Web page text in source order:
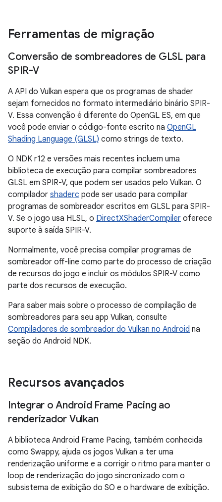
Ferramentas de migração
Conversão de sombreadores de GLSL para
SPIR-V
A API do Vulkan espera que os programas de shader
sejam fornecidos no formato intermediário binário SPIR-
V. Essa convenção é diferente do OpenGL ES, em que
você pode enviar o código-fonte escrito na OpenGL
Shading Language (GLSL) como strings de texto.
O NDK r12 e versões mais recentes incluem uma
biblioteca de execução para compilar sombreadores
GLSL em SPIR-V, que podem ser usados pelo Vulkan. O
compilador shaderc pode ser usado para compilar
programas de sombreador escritos em GLSL para SPIR-
V. Se o jogo usa HLSL, o DirectXShaderCompiler oferece
suporte à saída SPIR-V.
Normalmente, você precisa compilar programas de
sombreador off-line como parte do processo de criação
de recursos do jogo e incluir os módulos SPIR-V como
parte dos recursos de execução.
Para saber mais sobre o processo de compilação de
sombreadores para seu app Vulkan, consulte
Compiladores de sombreador do Vulkan no Android na
seção do Android NDK.
Recursos avançados
Integrar o Android Frame Pacing ao
renderizador Vulkan
A biblioteca Android Frame Pacing, também conhecida
como Swappy, ajuda os jogos Vulkan a ter uma
renderização uniforme e a corrigir o ritmo para manter o
loop de renderização do jogo sincronizado com o
subsistema de exibição do SO e o hardware de exibição.